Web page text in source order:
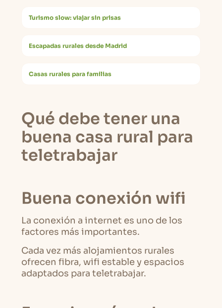
Turismo slow: viajar sin prisas
Escapadas rurales desde Madrid
Casas rurales para familias
Qué debe tener una
buena casa rural para
teletrabajar
Buena conexión wifi
La conexión a internet es uno de los
factores más importantes.
Cada vez más alojamientos rurales
ofrecen fibra, wifi estable y espacios
adaptados para teletrabajar.